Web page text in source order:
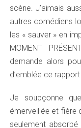
scène. J’aimais
autres comédiens
les « sauver » en
MOMENT
demande alors
d’emblée ce rapport
Je soupçonne
émerveillée et fière
seulement